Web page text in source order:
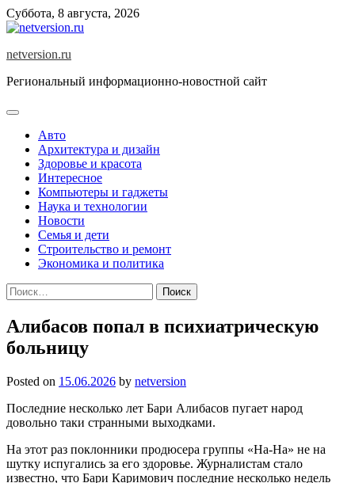
Skip
to
Суббота, 8 августа, 2026
netversion.ru
Региональный информационно-новостной сайт
Авто
Архитектура и дизайн
Здоровье и красота
Интересное
Компьютеры и гаджеты
Наука и технологии
Новости
Семья и дети
Строительство и ремонт
Экономика и политика
Найти:
Алибасов попал в психиатрическую
больницу
Posted on 15.06.2026 by netversion
Последние несколько лет Бари Алибасов пугает народ
довольно таки странными выходками.
На этот раз поклонники продюсера группы «На-На» не на
шутку испугались за его здоровье. Журналистам стало
известно, что Бари Каримович последние несколько недель